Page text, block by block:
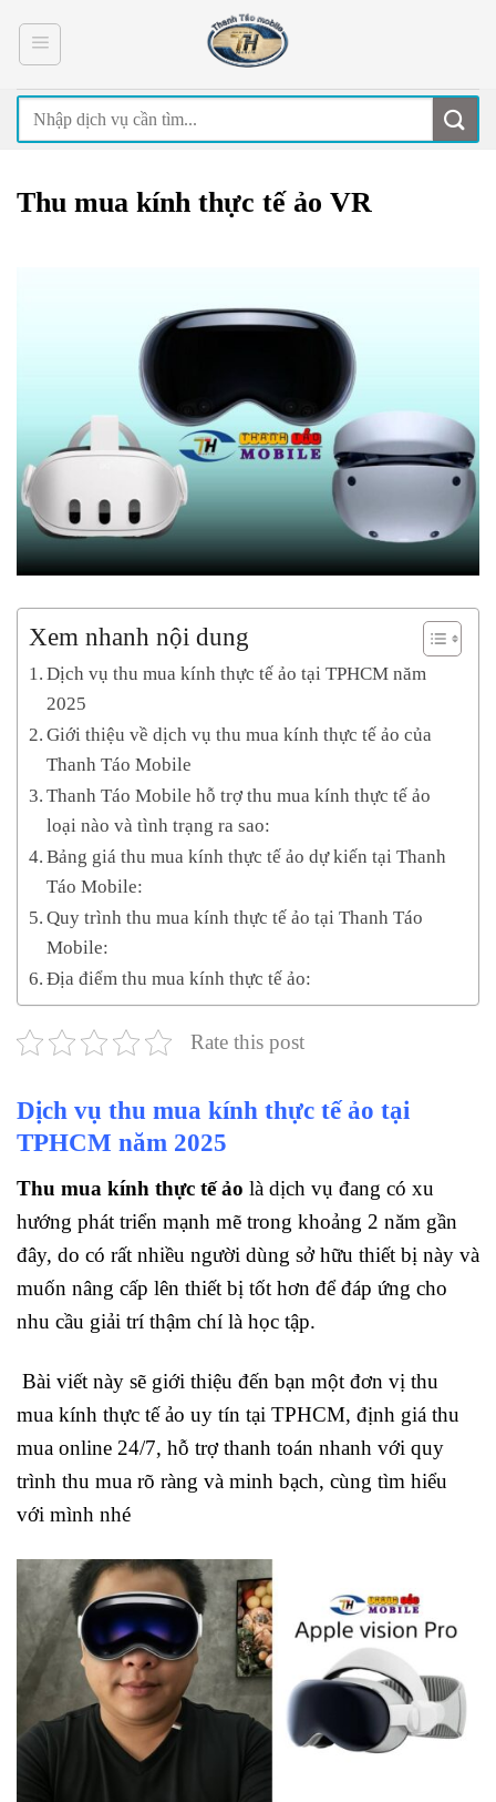
Thu mua kính thực tế ảo VR
Xem nhanh nội dung
Dịch vụ thu mua kính thực tế ảo tại TPHCM năm
2025
Giới thiệu về dịch vụ thu mua kính thực tế ảo của
Thanh Táo Mobile
Thanh Táo Mobile hỗ trợ thu mua kính thực tế ảo
loại nào và tình trạng ra sao:
Bảng giá thu mua kính thực tế ảo dự kiến tại Thanh
Táo Mobile:
Quy trình thu mua kính thực tế ảo tại Thanh Táo
Mobile:
Địa điểm thu mua kính thực tế ảo:
Rate this post
Dịch vụ thu mua kính thực tế ảo tại
TPHCM năm 2025
Thu mua kính thực tế ảo là dịch vụ đang có xu
hướng phát triển mạnh mẽ trong khoảng 2 năm gần
đây, do có rất nhiều người dùng sở hữu thiết bị này và
muốn nâng cấp lên thiết bị tốt hơn để đáp ứng cho
nhu cầu giải trí thậm chí là học tập.
Bài viết này sẽ giới thiệu đến bạn một đơn vị thu
mua kính thực tế ảo uy tín tại TPHCM, định giá thu
mua online 24/7, hỗ trợ thanh toán nhanh với quy
trình thu mua rõ ràng và minh bạch, cùng tìm hiểu
với mình nhé